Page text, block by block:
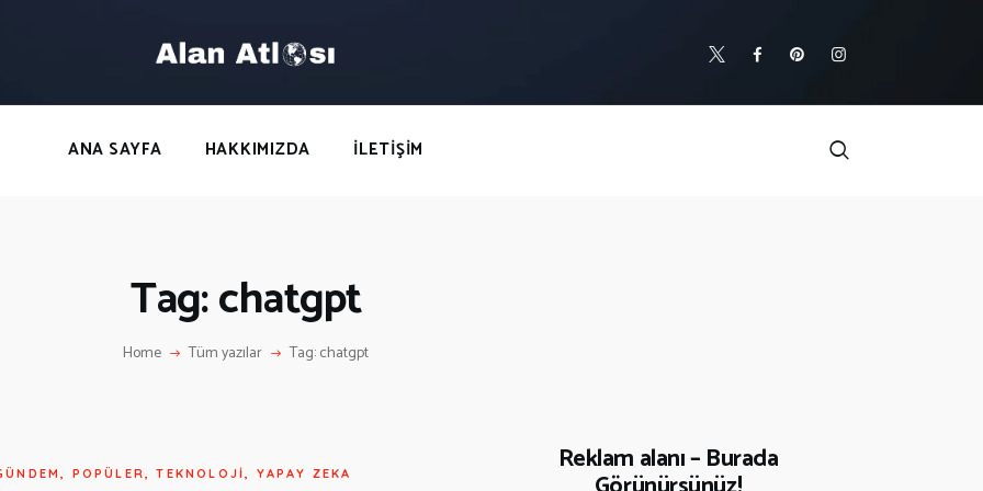
ANA SAYFA HAKKIMIZDA İLETIŞIM
Tag: chatgpt
Home Tüm yazılar Tag: chatgpt
POPÜLER ,TEKNOLOJI YAPAY ZEKA Reklam alanı – Burada